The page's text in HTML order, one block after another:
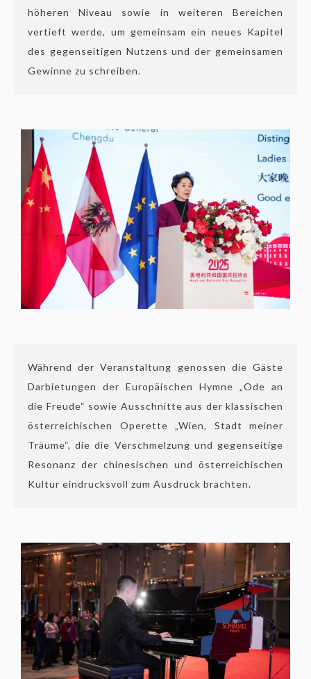
höheren Niveau sowie in weiteren Bereichen
vertieft werde, um gemeinsam ein neues Kapitel
des gegenseitigen Nutzens und der gemeinsamen
Gewinne zu schreiben.
Während der Veranstaltung genossen die Gäste
Darbietungen der Europäischen Hymne „Ode an
die Freude“ sowie Ausschnitte aus der klassischen
österreichischen Operette „Wien, Stadt meiner
Träume“, die die Verschmelzung und gegenseitige
Resonanz der chinesischen und österreichischen
Kultur eindrucksvoll zum Ausdruck brachten.